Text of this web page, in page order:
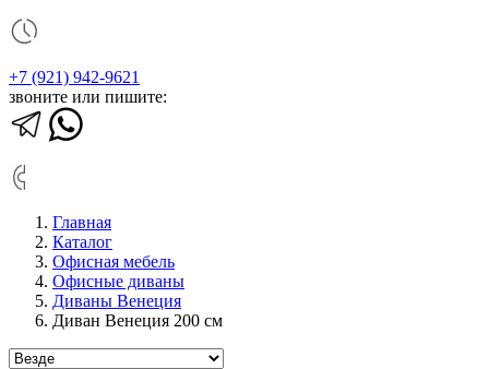
+7 (921) 942-9621
звоните или пишите:
Главная
Каталог
Офисная мебель
Офисные диваны
Диваны Венеция
Диван Венеция 200 см